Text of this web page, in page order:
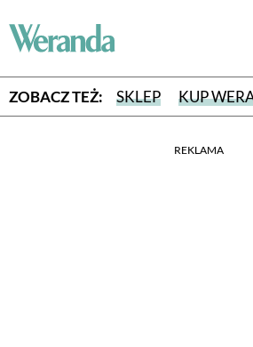
ZOBACZ TEŻ: SKLEP KUP
REKLAMA